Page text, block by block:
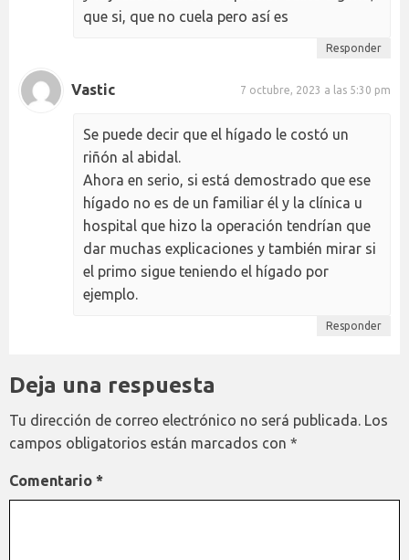
que si, que no cuela pero así es
Responder
Vastic 7 octubre, 2023 a las 5:30 pm
Se puede decir que el hígado le costó un
riñón al abidal.
Ahora en serio, si está demostrado que ese
hígado no es de un familiar él y la clínica u
hospital que hizo la operación tendrían que
dar muchas explicaciones y también mirar si
el primo sigue teniendo el hígado por
ejemplo.
Responder
Deja una respuesta
Tu dirección de correo electrónico no será publicada. Los
campos obligatorios están marcados con *
Comentario *